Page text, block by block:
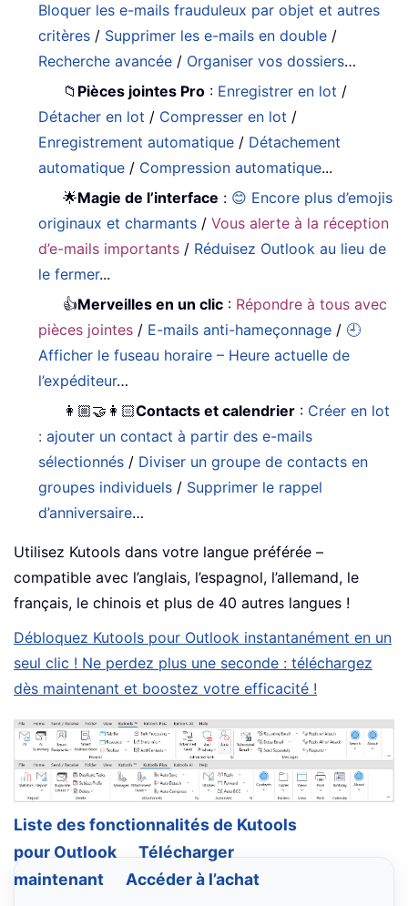
Bloquer les e-mails frauduleux par objet et autres
critères / Supprimer les e-mails en double /
Recherche avancée / Organiser vos dossiers…
📁 Pièces jointes Pro : Enregistrer en lot /
Détacher en lot / Compresser en lot /
Enregistrement automatique / Détachement
automatique / Compression automatique...
🌟Magie de l’interface : 😊 Encore plus d’emojis
originaux et charmants /Vous alerte à la réception
d’e-mails importants / Réduisez Outlook au lieu de
le fermer...
👍Merveilles en un clic : Répondre à tous avec
pièces jointes / E-mails anti-hameçonnage / 🕘
Afficher le fuseau horaire – Heure actuelle de
l’expéditeur…
👩🏼‍🤝‍👩🏻Contacts et calendrier : Créer en lot
: ajouter un contact à partir des e-mails
sélectionnés / Diviser un groupe de contacts en
groupes individuels / Supprimer le rappel
d’anniversaire…
Utilisez Kutools dans votre langue préférée –
compatible avec l’anglais, l’espagnol, l’allemand, le
français, le chinois et plus de 40 autres langues !
Débloquez Kutools pour Outlook instantanément en un
seul clic ! Ne perdez plus une seconde : téléchargez
dès maintenant et boostez votre efficacité !
Liste des fonctionnalités de Kutools
pour Outlook
Télécharger
maintenant
Accéder à l’achat